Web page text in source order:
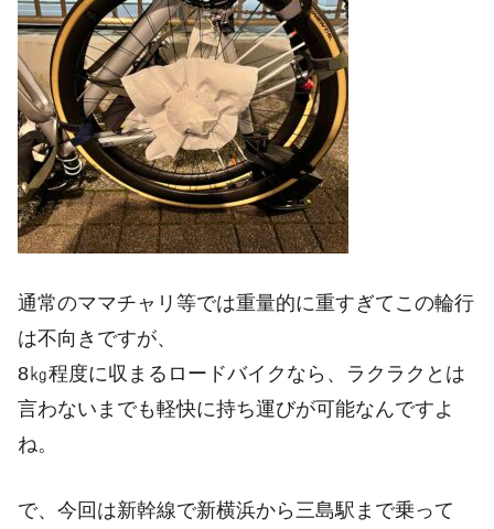
通常のママチャリ等では重量的に重すぎてこの輪行
は不向きですが、
8㎏程度に収まるロードバイクなら、ラクラクとは
言わないまでも軽快に持ち運びが可能なんですよ
ね。
で、今回は新幹線で新横浜から三島駅まで乗って